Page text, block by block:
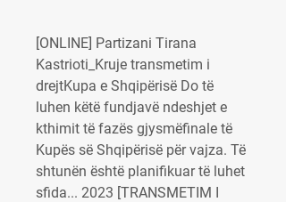
[ONLINE] Partizani Tirana
Kastrioti_Kruje transmetim i
drejtKupa e Shqipërisë Do të
luhen këtë fundjavë ndeshjet e
kthimit të fazës gjysmëfinale të
Kupës së Shqipërisë për vajza. Të
shtunën është planifikuar të luhet
sfida... 2023 [TRANSMETIM I